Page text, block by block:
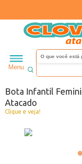
Menu
Infantil Menina
Bota Infantil
Atacado
Clique e veja!